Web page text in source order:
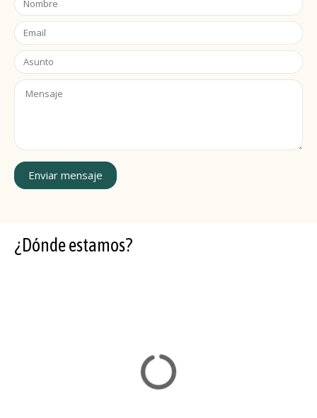
Enviar mensaje
¿Dónde estamos?